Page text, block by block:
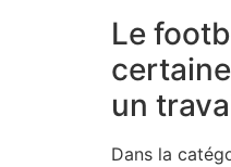
Le
un
Dans la